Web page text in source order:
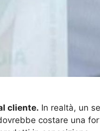
cliente. In realtà, un
costare una